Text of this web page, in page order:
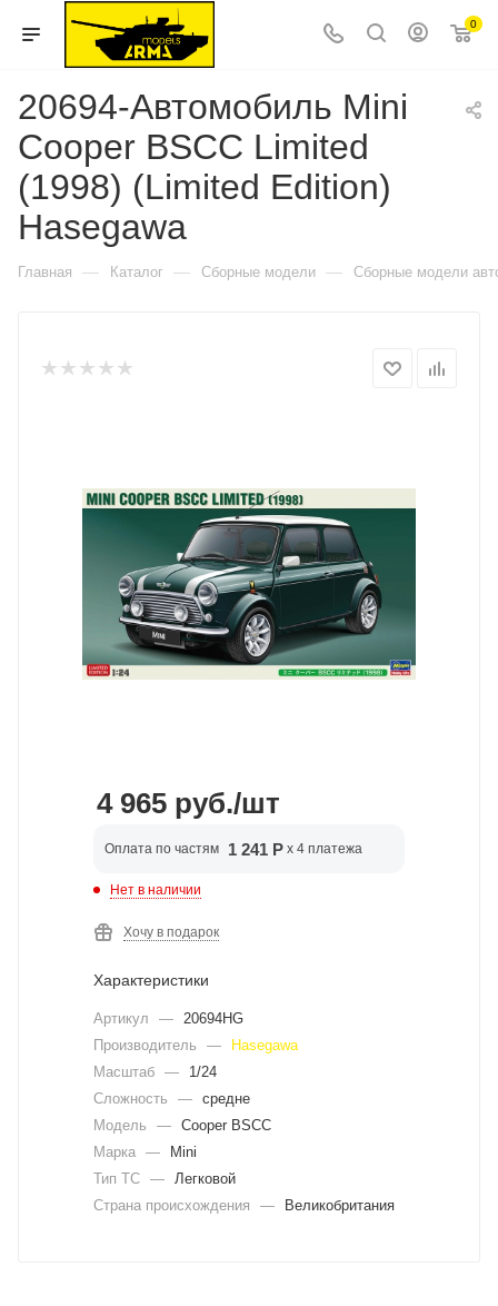
0
20694-Автомобиль Mini
Cooper BSCC Limited
(1998) (Limited Edition)
Hasegawa
Главная — Каталог — Сборные модели — Сборные модели
4 965 руб./шт
Оплата по частям 1 241 Р x 4 платежа
Нет в наличии
Хочу в подарок
Характеристики
Артикул —
20694HG
Производитель
—
Hasegawa
Масштаб —
1/24
Сложность
— средне
Модель
— Cooper BSCC
Марка —
Mini
Тип ТС —
Легковой
Страна происхождения
— Великобритания